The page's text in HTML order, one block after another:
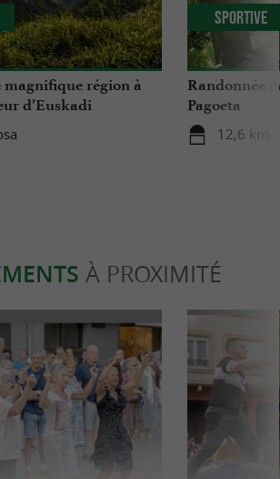
magnifique région à
d’Euskadi
Randonnée
Pagoeta
12,6 km -
Sportive
À PROXIMITÉ